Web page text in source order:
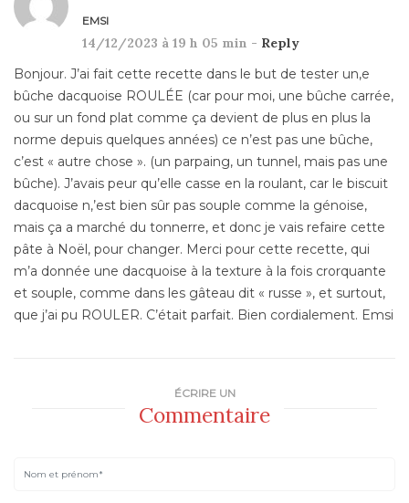
EMSI
14/12/2023 à 19 h 05 min - Reply
Bonjour. J’ai fait cette recette dans le but de tester un,e
bûche dacquoise ROULÉE (car pour moi, une bûche carrée,
ou sur un fond plat comme ça devient de plus en plus la
norme depuis quelques années) ce n’est pas une bûche,
c’est « autre chose ». (un parpaing, un tunnel, mais pas une
bûche). J’avais peur qu’elle casse en la roulant, car le biscuit
dacquoise n,’est bien sûr pas souple comme la génoise,
mais ça a marché du tonnerre, et donc je vais refaire cette
pâte à Noël, pour changer. Merci pour cette recette, qui
m’a donnée une dacquoise à la texture à la fois crorquante
et souple, comme dans les gâteau dit « russe », et surtout,
que j’ai pu ROULER. C’était parfait. Bien cordialement. Emsi
ÉCRIRE UN
Commentaire